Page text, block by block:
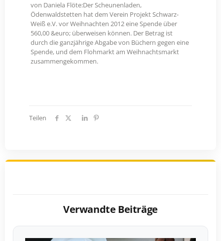
von Daniela Flöte:Der Scheunenladen,
Ödenwaldstetten hat dem Verein Projekt Schwarz-
Weiß e.V. vor Weihnachten 2012 eine Spende über
560,00 &euro; überweisen können. Der Betrag ist
durch die ganzjährige Abgabe von Büchern gegen eine
Spende, und dem Flohmarkt am Weihnachtsmarkt
zusammengekommen.
Teilen
Verwandte Beiträge